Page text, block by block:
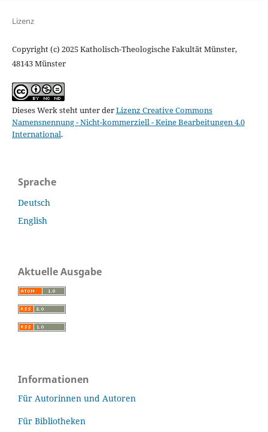
Lizenz
Copyright (c) 2025 Katholisch-Theologische Fakultät Münster,
48143 Münster
Dieses Werk steht unter derLizenz Creative Commons
Namensnennung - Nicht-kommerziell - Keine Bearbeitungen 4.0
International.
Sprache
Deutsch
English
Aktuelle Ausgabe
Informationen
Für Autorinnen und Autoren
Für Bibliotheken